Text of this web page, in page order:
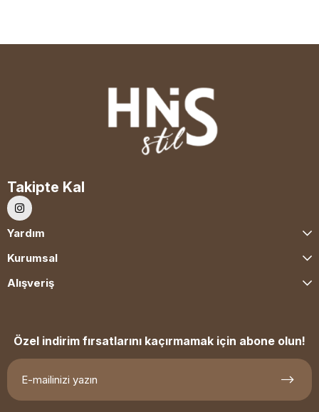
Takipte Kal
Yardım
Kurumsal
Alışveriş
Özel indirim fırsatlarını kaçırmamak için abone olun!